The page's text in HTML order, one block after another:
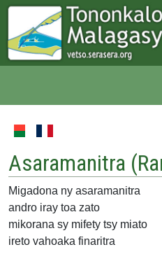
Asaramanitra (
Migadona ny asaramanitra
andro iray toa zato
mikorana sy mifety tsy miato
ireto vahoaka finaritra